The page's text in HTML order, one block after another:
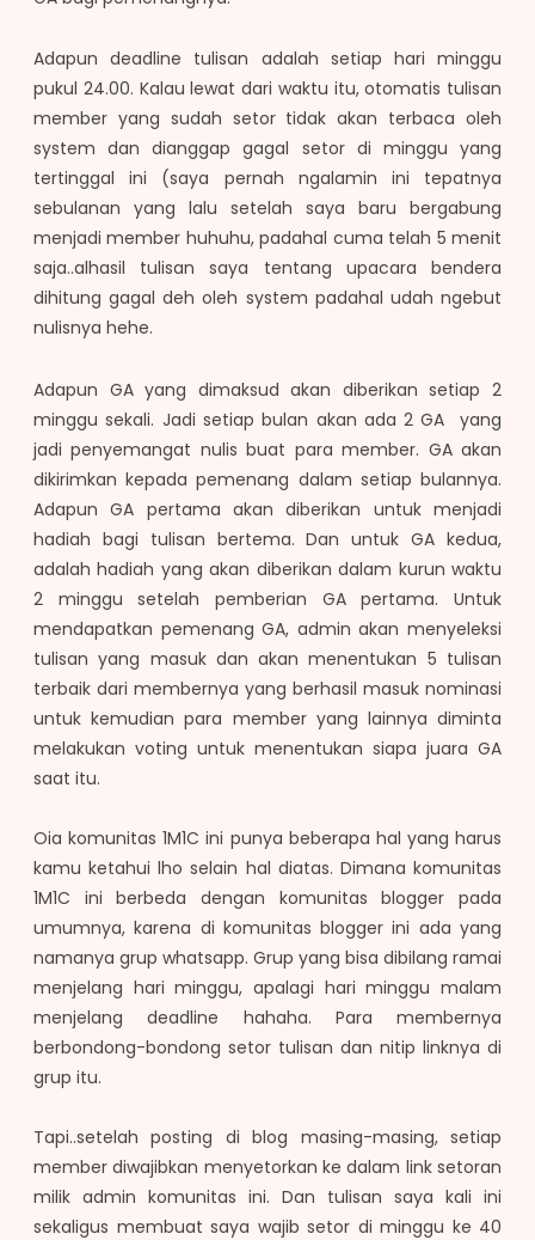
Adapun deadline tulisan adalah setiap hari minggu
pukul 24.00. Kalau lewat dari waktu itu, otomatis tulisan
member yang sudah setor tidak akan terbaca oleh
system dan dianggap gagal setor di minggu yang
tertinggal ini (saya pernah ngalamin ini tepatnya
sebulanan yang lalu setelah saya baru bergabung
menjadi member huhuhu, padahal cuma telah 5 menit
saja..alhasil tulisan saya tentang upacara bendera
dihitung gagal deh oleh system padahal udah ngebut
nulisnya hehe.
Adapun GA yang dimaksud akan diberikan setiap 2
minggu sekali. Jadi setiap bulan akan ada 2 GA yang
jadi penyemangat nulis buat para member. GA akan
dikirimkan kepada pemenang dalam setiap bulannya.
Adapun GA pertama akan diberikan untuk menjadi
hadiah bagi tulisan bertema. Dan untuk GA kedua,
adalah hadiah yang akan diberikan dalam kurun waktu
2 minggu setelah pemberian GA pertama. Untuk
mendapatkan pemenang GA, admin akan menyeleksi
tulisan yang masuk dan akan menentukan 5 tulisan
terbaik dari membernya yang berhasil masuk nominasi
untuk kemudian para member yang lainnya diminta
melakukan voting untuk menentukan siapa juara GA
saat itu.
Oia komunitas 1M1C ini punya beberapa hal yang harus
kamu ketahui lho selain hal diatas. Dimana komunitas
1M1C ini berbeda dengan komunitas blogger pada
umumnya, karena di komunitas blogger ini ada yang
namanya grup whatsapp. Grup yang bisa dibilang ramai
menjelang hari minggu, apalagi hari minggu malam
menjelang deadline hahaha. Para membernya
berbondong-bondong setor tulisan dan nitip linknya di
grup itu.
Tapi..setelah posting di blog masing-masing, setiap
member diwajibkan menyetorkan ke dalam link setoran
milik admin komunitas ini. Dan tulisan saya kali ini
sekaligus membuat saya wajib setor di minggu ke 40